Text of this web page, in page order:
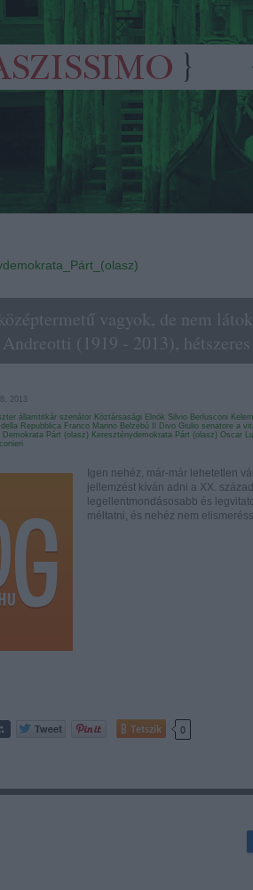
vagyok, de nem
(1919 - 2013),
2013
államtitkár szenátor Köztársasági Elnök Silvio Berlusconi
Repubblica Franco Marino Belzebú Il Divo Giulio senatore a
Demokrata Párt (olasz) Kereszténydemokrata Párt (olasz) Oscar
Igen nehéz, már-már lehetetlen
jellemzést kíván adni a XX.
legellentmondásosabb és
méltatni, és nehéz nem
Tetszik 0